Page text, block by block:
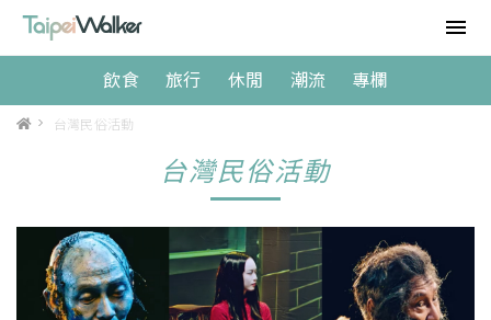
飲食 旅行 休閒 潮流 專欄
> 台灣民俗活動
台灣民俗活動